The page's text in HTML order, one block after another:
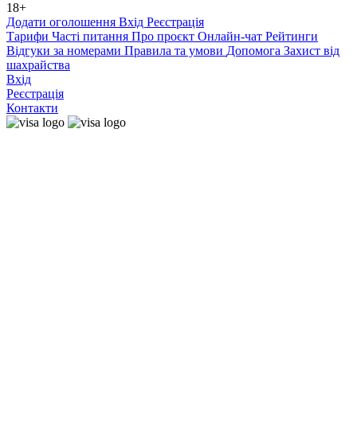
18+
Додати оголошення Вхід Реєстрація
Тарифи Часті питання Про проєкт Онлайн-чат Рейтинги
Відгуки за номерами Правила та умови Допомога Захист від
шахрайства
Вхід
Реєстрація
Контакти